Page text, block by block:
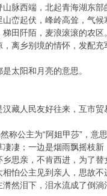
脉西端，北起青海湖东
峦起伏，峰岭高耸，气
田阡陌，麦浪滚滚的农区
离乡别境的情怀，发配
太阳和月亮的意思。
藏人民友好往来，互市贸
公主为“阿姐甲莎”，意
凄；一边是烟雨飘摇枝新
思亲，不肯西进，为了
怕公主见到亲人，思故
然泪下，泪水流成了倒